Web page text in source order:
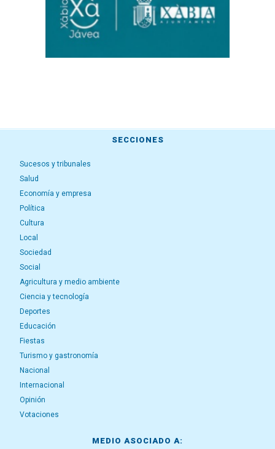
SECCIONES
Sucesos y tribunales
Salud
Economía y empresa
Política
Cultura
Local
Sociedad
Social
Agricultura y medio ambiente
Ciencia y tecnología
Deportes
Educación
Fiestas
Turismo y gastronomía
Nacional
Internacional
Opinión
Votaciones
MEDIO ASOCIADO A: